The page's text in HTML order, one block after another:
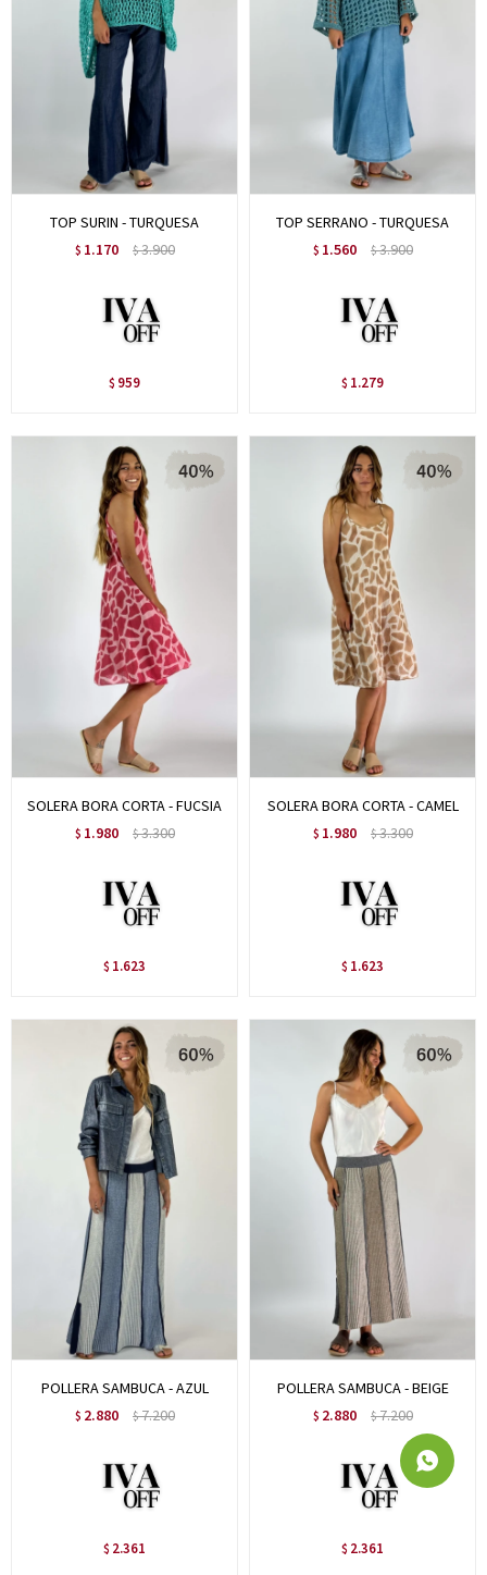
TOP SURIN - TURQUESA
$ 1.170 $3.900
$ 959
TOP SERRANO - TURQUESA
$ 1.560 $3.900
$ 1.279
SOLERA BORA CORTA - FUCSIA
$ 1.980 $3.300
$ 1.623
SOLERA BORA CORTA - CAMEL
$ 1.980 $3.300
$ 1.623
POLLERA SAMBUCA - AZUL
$ 2.880 $7.200
$ 2.361
POLLERA SAMBUCA - BEIGE
$ 2.880 $7.200
$ 2.361